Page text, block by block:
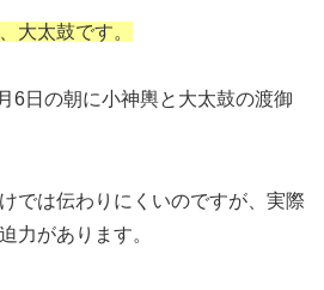
大太鼓です。
6日の朝に小神輿と大太鼓の渡御
では伝わりにくいのですが、実際
力があります。